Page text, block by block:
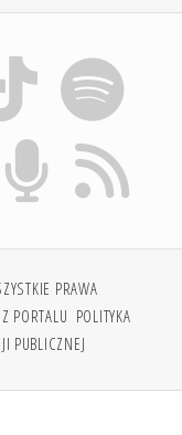
PRAWA
PORTALU POLITYKA
PUBLICZNEJ